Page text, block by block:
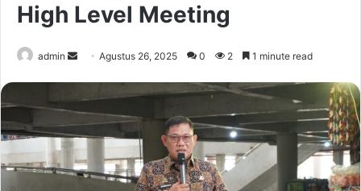
High Level Meeting
admin
SendAgustus 26, 2025 0 2 1 minute read